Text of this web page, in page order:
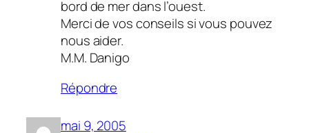
bord de mer dans l’ouest.
Merci de vos conseils si vous pouvez
nous aider.
M.M. Danigo
Répondre
mai 9, 2005